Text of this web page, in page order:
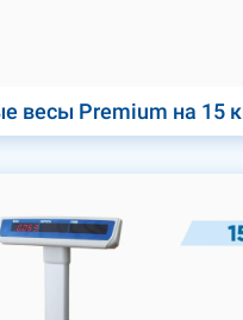
весы Premium на 15